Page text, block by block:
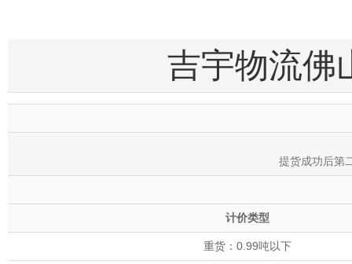
吉宇物流佛
提货成功后第
计价类型
重货：0.99吨以下